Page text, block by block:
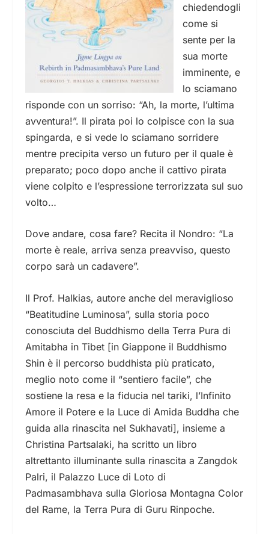
chiedendogli
come si
sente per la
sua morte
imminente, e
lo sciamano
risponde con un sorriso: “Ah, la morte, l’ultima
avventura!”. Il pirata poi lo colpisce con la sua
spingarda, e si vede lo sciamano sorridere
mentre precipita verso un futuro per il quale è
preparato; poco dopo anche il cattivo pirata
viene colpito e l’espressione terrorizzata sul suo
volto…
Dove andare, cosa fare? Recita il Nondro: “La
morte è reale, arriva senza preavviso, questo
corpo sarà un cadavere”.
Il Prof. Halkias, autore anche del meraviglioso
“Beatitudine Luminosa”, sulla storia poco
conosciuta del Buddhismo della Terra Pura di
Amitabha in Tibet [in Giappone il Buddhismo
Shin è il percorso buddhista più praticato,
meglio noto come il “sentiero facile”, che
sostiene la resa e la fiducia nel tariki, l’Infinito
Amore il Potere e la Luce di Amida Buddha che
guida alla rinascita nel Sukhavati], insieme a
Christina Partsalaki, ha scritto un libro
altrettanto illuminante sulla rinascita a Zangdok
Palri, il Palazzo Luce di Loto di
Padmasambhava sulla Gloriosa Montagna Color
del Rame, la Terra Pura di Guru Rinpoche.